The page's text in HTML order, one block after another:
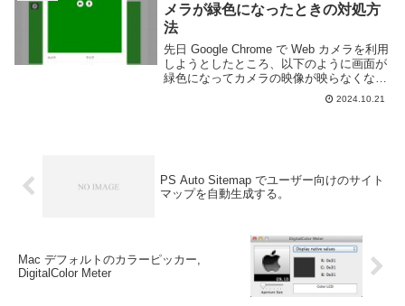
メラが緑色になったときの対処方
法
先日 Google Chrome で Web カメラを利用
しようとしたところ、以下のように画面が
緑色になってカメラの映像が映らなくなっ
てしまった。他のカメラアプリでは正常に
表示できるので、デバイスや Windows で
2024.10.21
PS Auto Sitemap でユーザー向けのサイト
マップを自動生成する。
Mac デフォルトのカラーピッカー,
DigitalColor Meter